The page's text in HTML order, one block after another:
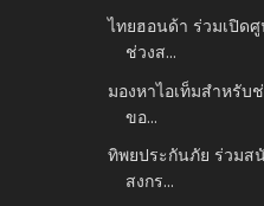
ไทยฮอนด้า ร่วมเปิด
ช่วงส...
มองหาไอเท็มสำหรับ
ขอ...
ทิพยประกันภัย ร่วมส
สงกร...